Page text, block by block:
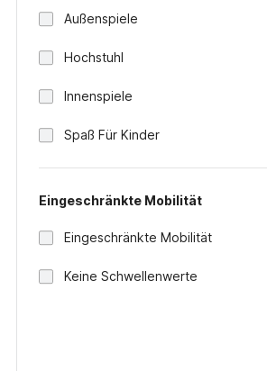
Außenspiele
Hochstuhl
Innenspiele
Spaß Für Kinder
Eingeschränkte Mobilität
Eingeschränkte Mobilität
Keine Schwellenwerte